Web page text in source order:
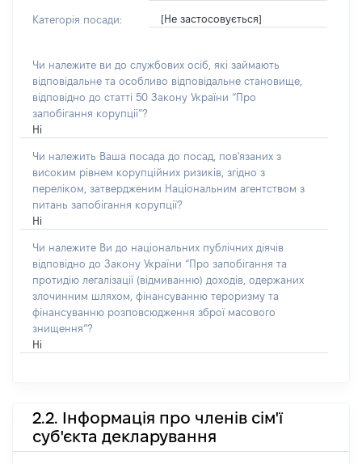
Категорія посади: [Не застосовується]
Чи належите ви до службових осіб, які займають
відповідальне та особливо відповідальне становище,
відповідно до статті 50 Закону України “Про
запобігання корупції”?
Ні
Чи належить Ваша посада до посад, пов'язаних з
високим рівнем корупційних ризиків, згідно з
переліком, затвердженим Національним агентством з
питань запобігання корупції?
Ні
Чи належите Ви до національних публічних діячів
відповідно до Закону України “Про запобігання та
протидію легалізації (відмиванню) доходів, одержаних
злочинним шляхом, фінансуванню тероризму та
фінансуванню розповсюдження зброї масового
знищення”?
Ні
2.2. Інформація про членів сім'ї
суб'єкта декларування